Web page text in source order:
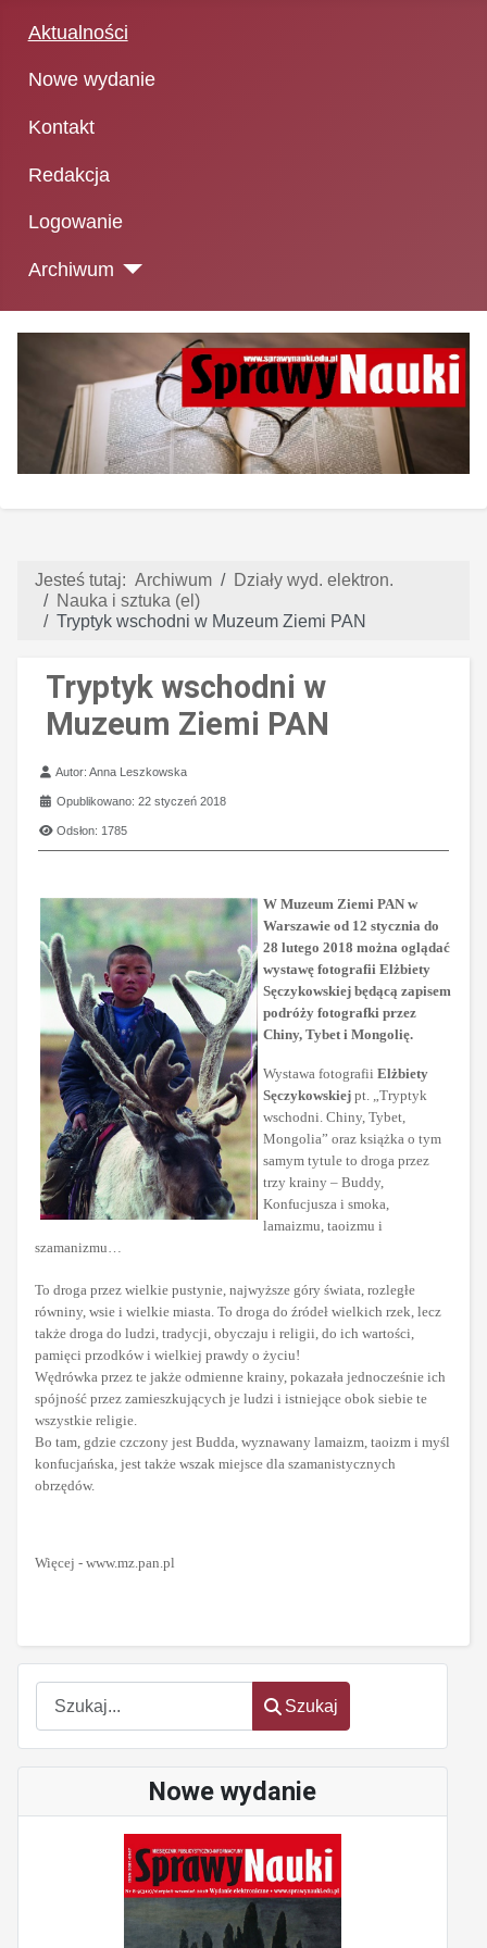
Aktualności
Nowe wydanie
Kontakt
Redakcja
Logowanie
Archiwum
Szukaj
Szukaj
Nowe wydanie
Jesteś tutaj: Archiwum
Działy wyd. elektron.
Nauka i sztuka (el)
Tryptyk wschodni w Muzeum Ziemi PAN
Tryptyk wschodni w
Muzeum Ziemi PAN
Szczegóły
Autor:Anna Leszkowska
Opublikowano: 22 styczeń 2018
Odsłon: 1785
W Muzeum Ziemi PAN w
Warszawie od 12 stycznia do
28 lutego 2018 można oglądać
wystawę fotografii Elżbiety
Sęczykowskiej będącą zapisem
podróży fotografki przez
Chiny, Tybet i Mongolię.
Wystawa fotografii Elżbiety
Sęczykowskiej pt. „Tryptyk
wschodni. Chiny, Tybet,
Mongolia” oraz książka o tym
samym tytule to droga przez
trzy krainy – Buddy,
Konfucjusza i smoka,
lamaizmu, taoizmu i
szamanizmu…
To droga przez wielkie pustynie, najwyższe góry świata, rozległe
równiny, wsie i wielkie miasta. To droga do źródeł wielkich rzek, lecz
także droga do ludzi, tradycji, obyczaju i religii, do ich wartości,
pamięci przodków i wielkiej prawdy o życiu!
Wędrówka przez te jakże odmienne krainy, pokazała jednocześnie ich
spójność przez zamieszkujących je ludzi i istniejące obok siebie te
wszystkie religie.
Bo tam, gdzie czczony jest Budda, wyznawany lamaizm, taoizm i myśl
konfucjańska, jest także wszak miejsce dla szamanistycznych
obrzędów.
Więcej - www.mz.pan.pl